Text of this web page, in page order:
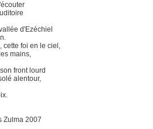
d'Ezéchiel
cette foi en le ciel,
mains,
front lourd
alentour,
Zulma 2007